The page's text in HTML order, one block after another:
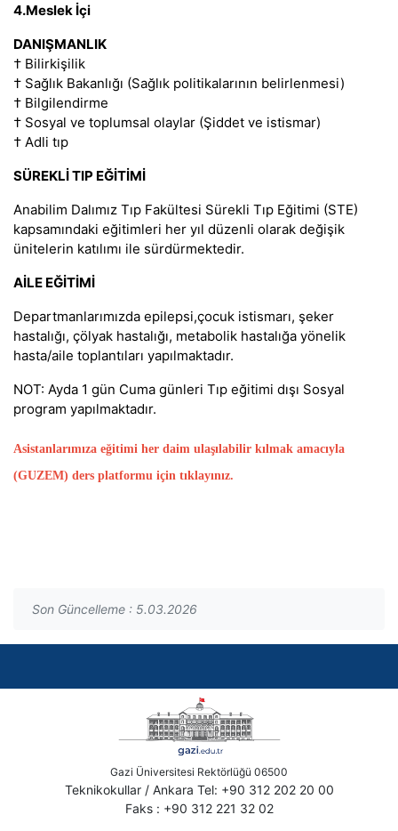
4.Meslek İçi
DANIŞMANLIK
† Bilirkişilik
† Sağlık Bakanlığı (Sağlık politikalarının belirlenmesi)
† Bilgilendirme
† Sosyal ve toplumsal olaylar (Şiddet ve istismar)
† Adli tıp
SÜREKLİ TIP EĞİTİMİ
Anabilim Dalımız Tıp Fakültesi Sürekli Tıp Eğitimi (STE)
kapsamındaki eğitimleri her yıl düzenli olarak değişik
ünitelerin katılımı ile sürdürmektedir.
AİLE EĞİTİMİ
Departmanlarımızda epilepsi,çocuk istismarı, şeker
hastalığı, çölyak hastalığı, metabolik hastalığa yönelik
hasta/aile toplantıları yapılmaktadır.
NOT: Ayda 1 gün Cuma günleri Tıp eğitimi dışı Sosyal
program yapılmaktadır.
Asistanlarımıza eğitimi her daim ulaşılabilir kılmak amacıyla
(GUZEM) ders platformu için tıklayınız.
Son Güncelleme : 5.03.2026
Gazi Üniversitesi Rektörlüğü 06500
Teknikokullar / Ankara Tel: +90 312 202 20 00
Faks : +90 312 221 32 02